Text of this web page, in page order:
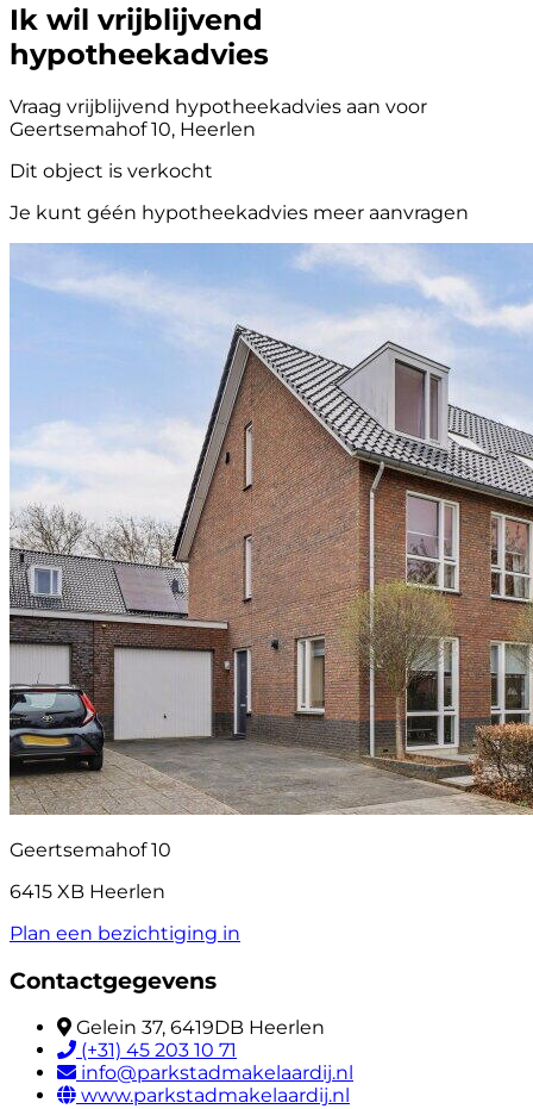
Ik wil vrijblijvend
hypotheekadvies
Vraag vrijblijvend hypotheekadvies aan voor
Geertsemahof 10, Heerlen
Dit object is verkocht
Je kunt géén hypotheekadvies meer aanvragen
Geertsemahof 10
6415 XB Heerlen
Plan een bezichtiging in
Contactgegevens
Gelein 37, 6419DB Heerlen
(+31) 45 203 10 71
info@parkstadmakelaardij.nl
www.parkstadmakelaardij.nl